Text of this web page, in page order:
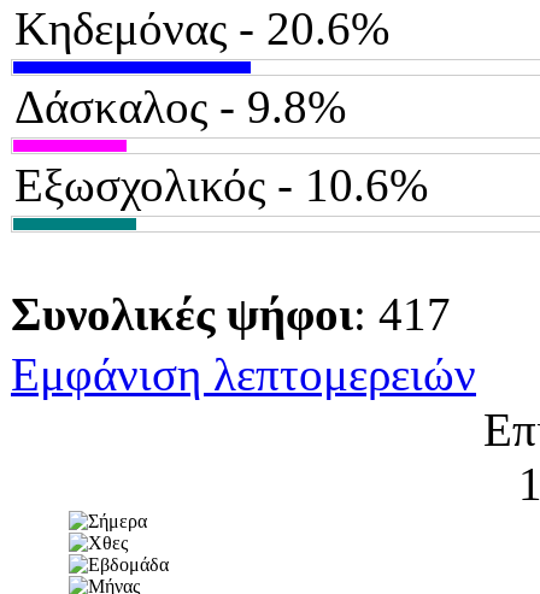
Κηδεμόνας - 20.6%
Δάσκαλος - 9.8%
Εξωσχολικός - 10.6%
Συνολικές ψήφοι: 417
Εμφάνιση λεπτομερειών